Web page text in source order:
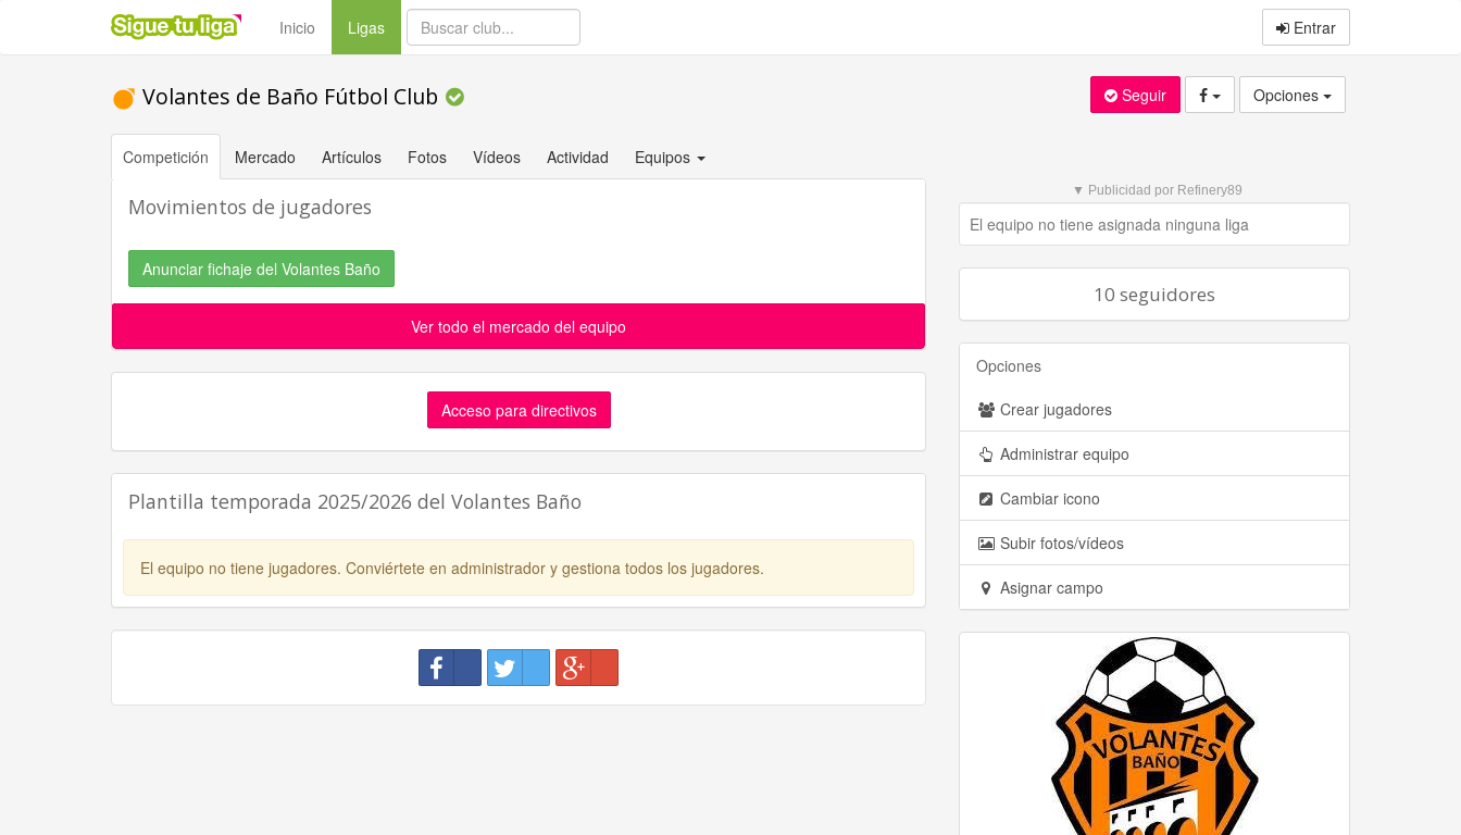
Inicio Ligas(current) Entrar
Volantes de Baño Fútbol Club Seguir Opciones
Competición Mercado Artículos Fotos Vídeos Actividad Equipos
Movimientos de jugadores
Anunciar fichaje del Volantes Baño
Ver todo el mercado del equipo
Acceso para directivos
Plantilla temporada 2025/2026 del Volantes Baño
El equipo no tiene jugadores. Conviértete en administrador y gestiona todos los jugadores.
▼ Publicidad por Refinery89
El equipo no tiene asignada ninguna liga
10 seguidores
Opciones
Crear jugadores
Administrar equipo
Cambiar icono
Subir fotos/vídeos
Asignar campo